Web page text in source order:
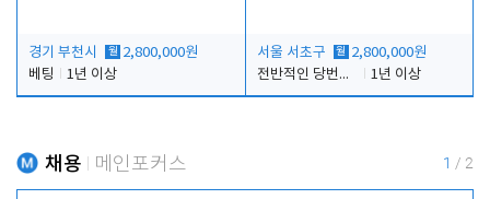
경기 부천시 월 2,800,000원
베팅
1년 이상
서울 서초구 월 2,800,000원
전반적인 당번업무
1년 이상
채용 메인포커스 1 / 2